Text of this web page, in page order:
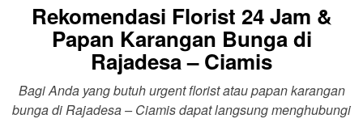
Rekomendasi Florist 24 Jam &
Papan Karangan Bunga di
Rajadesa – Ciamis
Bagi Anda yang butuh urgent florist atau papan karangan
bunga di Rajadesa – Ciamis dapat langsung menghubungi